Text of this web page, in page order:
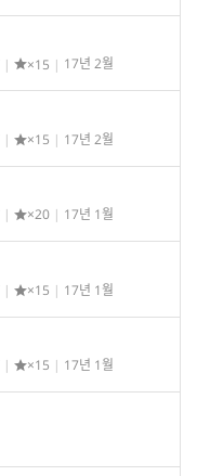
| ×15 | 17년 2월
| ×15 | 17년 2월
| ×20 | 17년 1월
| ×15 | 17년 1월
| ×15 | 17년 1월